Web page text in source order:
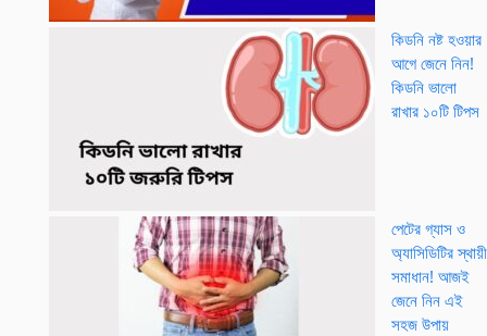
কিডনি নষ্ট হওয়ার
আগে জেনে নিন!
কিডনি ভালো
রাখার ১০টি টিপস
পেটের গ্যাস ও
অ্যাসিডিটির স্থায়ী
সমাধান! আজই
জেনে নিন এই
সহজ উপায়